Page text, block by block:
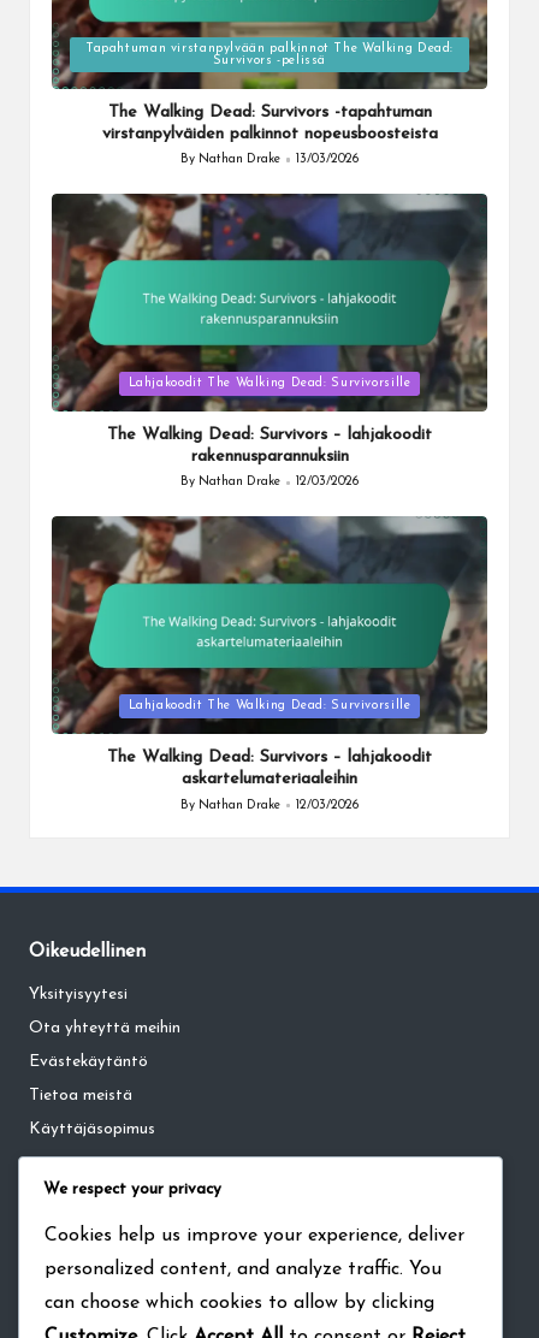
Posted
in
Tapahtuman virstanpylvään palkinnot The Walking Dead:
Survivors -pelissä
The Walking Dead: Survivors -tapahtuman
virstanpylväiden palkinnot nopeusboosteista
Posted
By Nathan Drake 13/03/2026
Posted
in
Lahjakoodit The Walking Dead: Survivorsille
The Walking Dead: Survivors – lahjakoodit
rakennusparannuksiin
Posted
By Nathan Drake 12/03/2026
Posted
in
Lahjakoodit The Walking Dead: Survivorsille
The Walking Dead: Survivors – lahjakoodit
askartelumateriaaleihin
Posted
By Nathan Drake 12/03/2026
Oikeudellinen
Yksityisyytesi
Ota yhteyttä meihin
Evästekäytäntö
Tietoa meistä
Käyttäjäsopimus
We respect your privacy
Cookies help us improve your experience, deliver
personalized content, and analyze traffic. You
can choose which cookies to allow by clicking